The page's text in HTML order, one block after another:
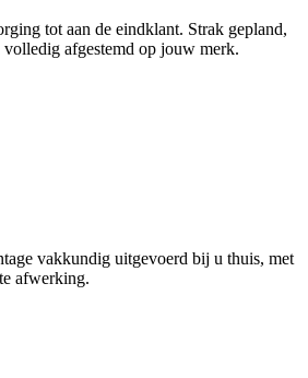
tot aan de eindklant. Strak gepland,
afgestemd op jouw merk.
vakkundig uitgevoerd bij u thuis, met
afwerking.